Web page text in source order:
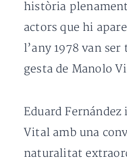
història
actors que hi
l’any 1978 van
gesta de Manolo
Eduard
Vital amb una
naturalitat